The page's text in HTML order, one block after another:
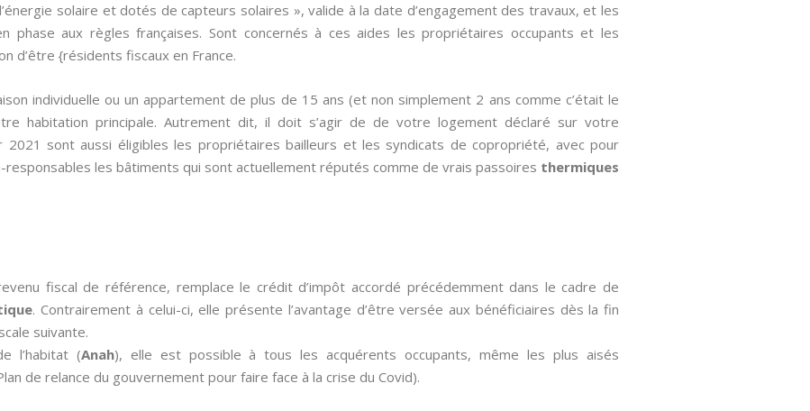
solaire et dotés de capteurs solaires », valide à la date d’engagement des travaux, et les
phase aux règles françaises. Sont concernés à ces aides les propriétaires occupants et les
d’être {résidents fiscaux en France.
individuelle ou un appartement de plus de 15 ans (et non simplement 2 ans comme c’était le
habitation principale. Autrement dit, il doit s’agir de de votre logement déclaré sur votre
2021 sont aussi éligibles les propriétaires bailleurs et les syndicats de copropriété, avec pour
responsables les bâtiments qui sont actuellement réputés comme de vrais passoires thermiques
fiscal de référence, remplace le crédit d’impôt accordé précédemment dans le cadre de
. Contrairement à celui-ci, elle présente l’avantage d’être versée aux bénéficiaires dès la fin
suivante.
l’habitat (Anah), elle est possible à tous les acquérents occupants, même les plus aisés
de relance du gouvernement pour faire face à la crise du Covid).